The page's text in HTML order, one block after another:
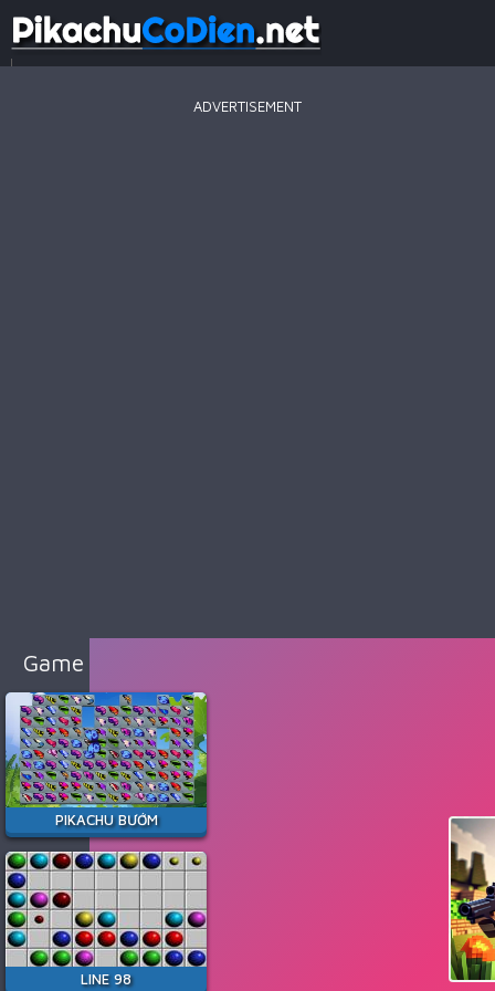
Game
Đua
Xe
Game
Minecraft
Game
Among
Us
Game
ADVERTISEMENT
Game Hay Nhất
PIKACHU BƯỚM
LINE 98